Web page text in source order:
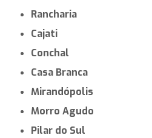
Rancharia
Cajati
Conchal
Casa Branca
Mirandópolis
Morro Agudo
Pilar do Sul